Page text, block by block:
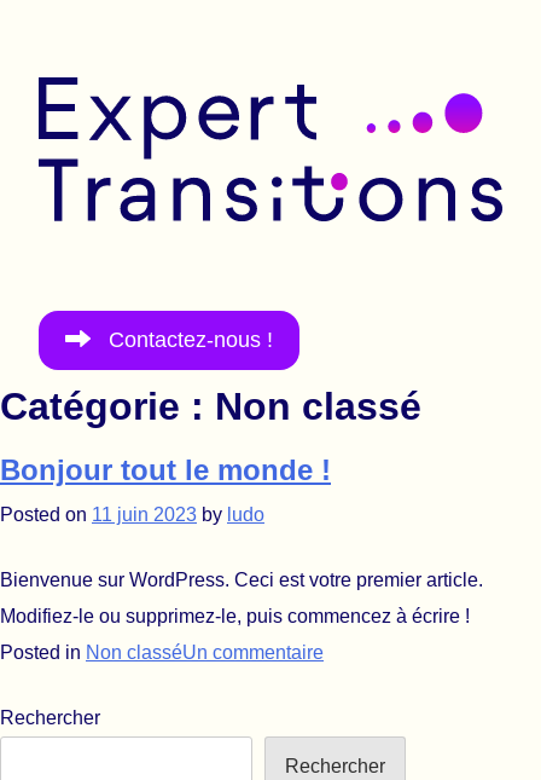
Contactez-nous !
Catégorie : Non classé
Bonjour tout le monde !
Posted on 11 juin 2023 by ludo
Bienvenue sur WordPress. Ceci est votre premier article.
Modifiez-le ou supprimez-le, puis commencez à écrire !
Posted in Non classéUn commentairesur Bonjour tout le
Rechercher
Rechercher